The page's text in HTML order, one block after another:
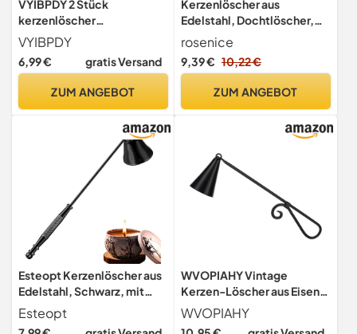
VYIBPDY 2 Stück
kerzenlöscher
automatisch, goldener
kerzenlöscher,schwedisch
er Kerzenlöscher Ring
VYIBPDY
6,99 € gratis Versand
ZUM ANGEBOT
Kerzenlöscher aus
Edelstahl, Dochtlöscher,
9.7in, Kerzenlöscher für die
meisten Kerzen, zum
Verschenken geeignet,
rosenice
9,39 € 10,22 €
ZUM ANGEBOT
Esteopt Kerzenlöscher aus
Edelstahl, Schwarz, mit
langem Griff und
Geschenkbox, geeignet für
Esteopt
WVOPIAHY Vintage
Kerzen-Löscher aus Eisen,
23,8 cm Langer Griff, 4 cm
Glocke, Schwarz
WVOPIAHY